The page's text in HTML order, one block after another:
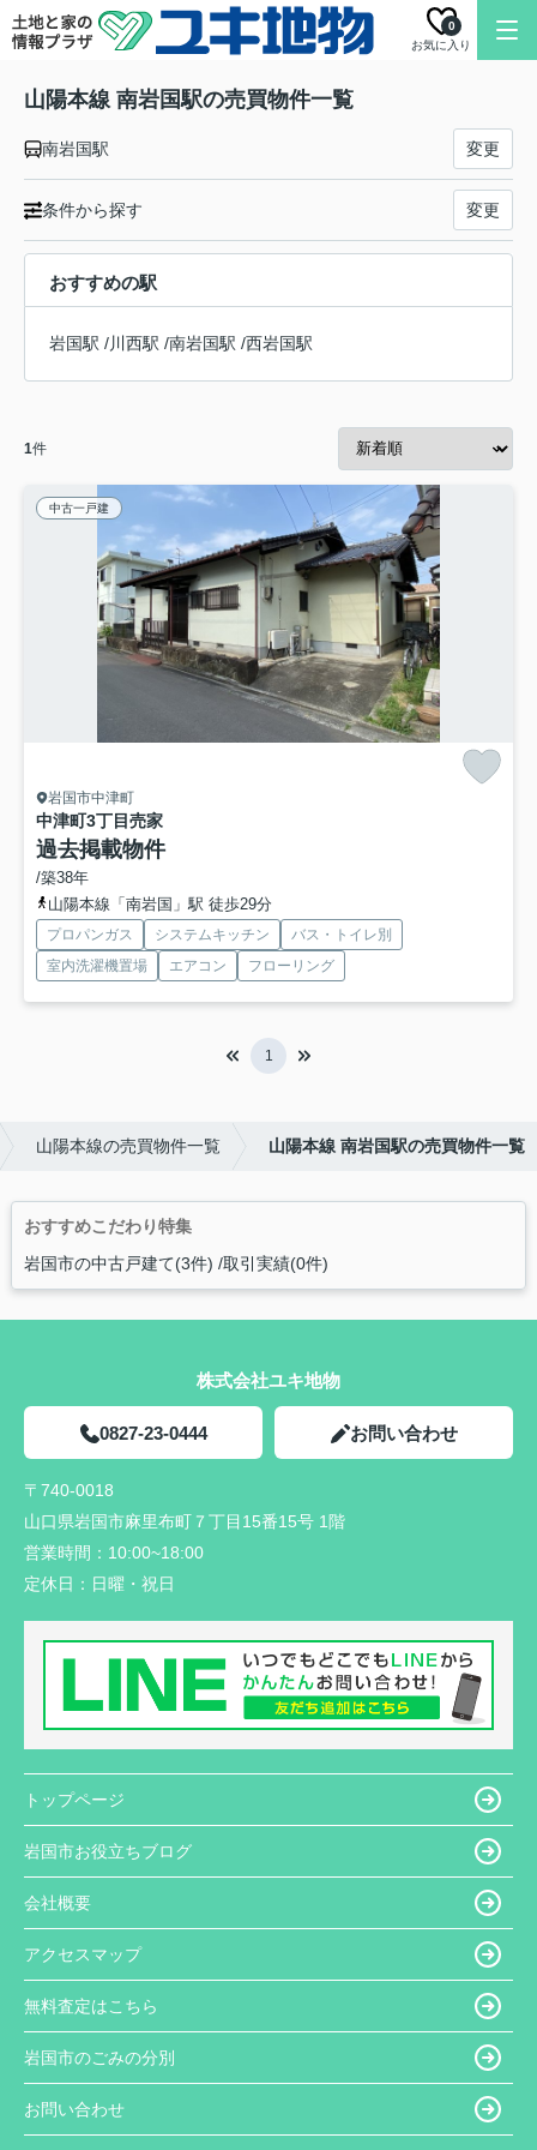
お気に入り
0
山陽本線 南岩国駅の売買物件一覧
南岩国駅 変更
条件から探す 変更
おすすめの駅
岩国駅 /川西駅 /南岩国駅 /西岩国駅
1件
中古一戸建
岩国市中津町
中津町3丁目売家
過去掲載物件
/築38年
山陽本線「南岩国」駅 徒歩29分
プロパンガス システムキッチン
バス・トイレ別
室内洗濯機置場
エアコン フローリング
1
山陽本線の売買物件一覧 山陽本線 南岩国駅の売買物件一覧
おすすめこだわり特集
岩国市の中古戸建て(3件) 取引実績(0件)
株式会社ユキ地物
0827-23-0444 お問い合わせ
〒740-0018
山口県岩国市麻里布町７丁目15番15号 1階
営業時間： 10:00~18:00
定休日： 日曜・祝日
トップページ
岩国市お役立ちブログ
会社概要
アクセスマップ
無料査定はこちら
岩国市のごみの分別
お問い合わせ